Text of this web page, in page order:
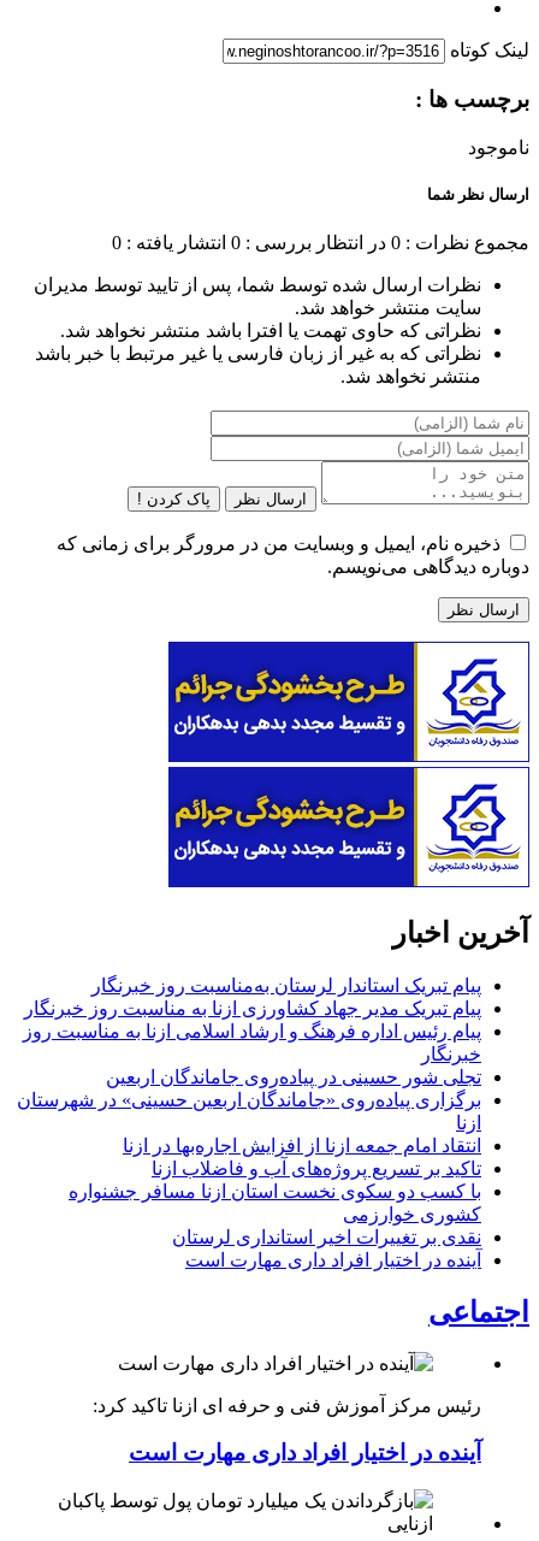
لینک کوتاه
برچسب ها :
ناموجود
ارسال نظر شما
مجموع نظرات : 0 در انتظار بررسی : 0 انتشار یافته : 0
نظرات ارسال شده توسط شما، پس از تایید توسط مدیران
سایت منتشر خواهد شد.
نظراتی که حاوی تهمت یا افترا باشد منتشر نخواهد شد.
نظراتی که به غیر از زبان فارسی یا غیر مرتبط با خبر باشد
منتشر نخواهد شد.
ارسال نظر پاک کردن !
ذخیره نام، ایمیل و وبسایت من در مرورگر برای زمانی که
دوباره دیدگاهی می‌نویسم.
آخرین اخبار
پیام تبریک استاندار لرستان به‌مناسبت روز خبرنگار
پیام تبریک مدیر جهاد کشاورزی ازنا به مناسبت روز خبرنگار
پیام رئیس اداره فرهنگ و ارشاد اسلامی ازنا به مناسبت روز
خبرنگار
تجلی شور حسینی در پیاده‌روی جاماندگان اربعین
برگزاری پیاده‌روی «جاماندگان اربعین حسینی» در شهرستان
ازنا
انتقاد امام جمعه ازنا از افزایش اجاره‌بها در ازنا
تاکید بر تسریع پروژه‌های آب و فاضلاب ازنا
با کسب دو سکوی نخست استان ازنا مسافر جشنواره
کشوری خوارزمی
نقدی بر تغییرات اخیر استانداری لرستان
آینده در اختیار افراد داری مهارت است
اجتماعی
رئیس مرکز آموزش فنی و حرفه ای ازنا تاکید کرد:
آینده در اختیار افراد داری مهارت است